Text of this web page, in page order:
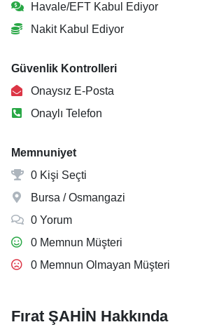
Havale/EFT Kabul Ediyor
Nakit Kabul Ediyor
Güvenlik Kontrolleri
Onaysız E-Posta
Onaylı Telefon
Memnuniyet
0 Kişi Seçti
Bursa / Osmangazi
0 Yorum
0 Memnun Müşteri
0 Memnun Olmayan Müşteri
Fırat ŞAHİN Hakkında